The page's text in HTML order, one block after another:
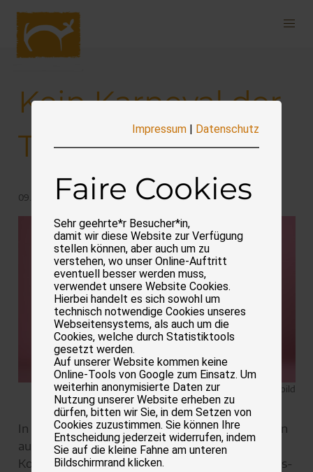
Navigation
überspringen
Kein Karneval der
Tiere
09.02.2026
Symbolbild
In Köln, Düsseldorf oder Mainz wird seit Monaten
auf den Straßenkarneval hingefiebert. Die
Kostüme sind fertig gebastelt, die neuen Sessions-
Impressum Datenschutz
Faire Cookies
Sehr geehrte*r Besucher*in,
damit wir diese Website zur Verfügung
stellen können, aber auch um zu
verstehen, wo unser Online-Auftritt
eventuell besser werden muss,
verwendet unsere Website Cookies.
Hierbei handelt es sich sowohl um
technisch notwendige Cookies unseres
Webseitensystems, als auch um die
Cookies, welche durch Statistiktools
gesetzt werden.
Auf unserer Website kommen keine
Online-Tools von Google zum Einsatz. Um
weiterhin anonymisierte Daten zur
Nutzung unserer Website erheben zu
dürfen, bitten wir Sie, in dem Setzen von
Cookies zuzustimmen. Sie können Ihre
Entscheidung jederzeit widerrufen, indem
Sie auf die kleine Fahne am unteren
Bildschirmrand klicken.